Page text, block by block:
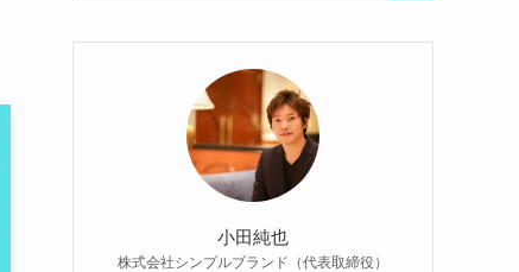
小田純也
株式会社シンプルブランド（代表取締役）